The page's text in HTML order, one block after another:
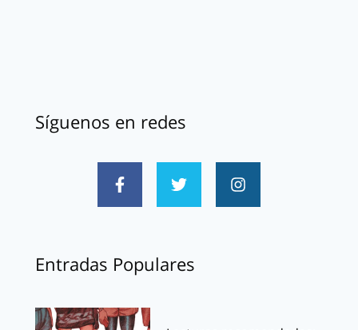
Síguenos en redes
Entradas Populares